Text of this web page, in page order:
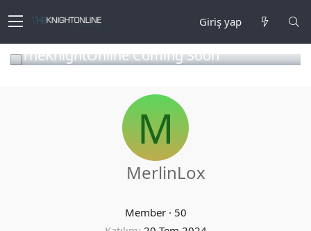
Giriş yap
TheKnightOnline Coming Soon
M
MerlinLox
Member · 50